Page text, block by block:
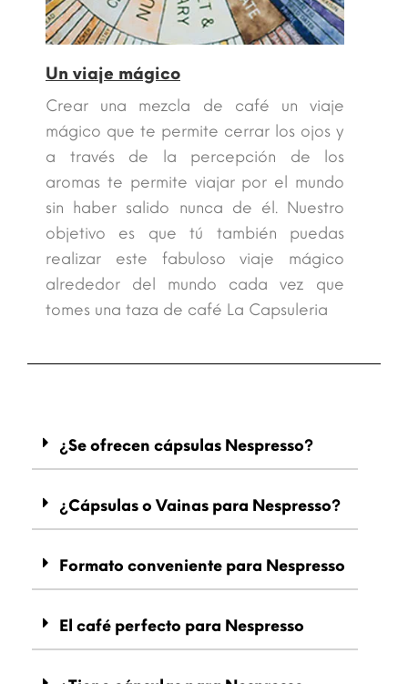
Un viaje mágico
Crear una mezcla de café un viaje
mágico que te permite cerrar los ojos y
a través de la percepción de los
aromas te permite viajar por el mundo
sin haber salido nunca de él. Nuestro
objetivo es que tú también puedas
realizar este fabuloso viaje mágico
alrededor del mundo cada vez que
tomes una taza de café La Capsuleria
¿Se ofrecen cápsulas Nespresso?
¿Cápsulas o Vainas para Nespresso?
Formato conveniente para Nespresso
El café perfecto para Nespresso